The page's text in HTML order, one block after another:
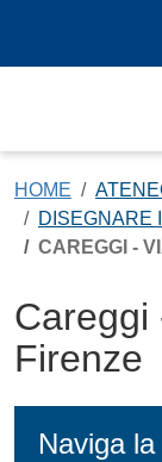
HOME
DISEGNARE
CAREGGI -
Careggi
Firenze
Naviga